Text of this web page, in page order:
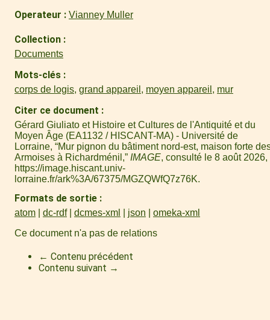
Operateur Vianney Muller
Collection
Documents
Mots-clés
corps de logis, grand appareil , moyen appareil , mur
Citer ce document
Gérard Giuliato et Histoire et Cultures de l'Antiquité et du
Moyen Âge (EA1132 / HISCANT-MA) - Université de
Lorraine, “Mur pignon du bâtiment nord-est, maison forte
Armoises à Richardménil,” IMAGE, consulté le 8 août 2026,
https://image.hiscant.univ-
lorraine.fr/ark%3A/67375/MGZQWfQ7z76K.
Formats de sortie
atom dc-rdf dcmes-xml json
omeka-xml
Ce document n'a pas de relations
← Contenu précédent
Contenu suivant →